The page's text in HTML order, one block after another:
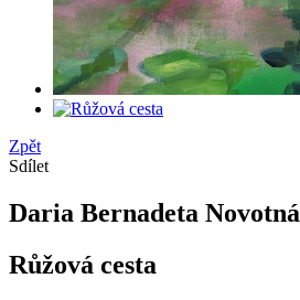
Zpět
Sdílet
Daria Bernadeta Novotná
Růžová cesta